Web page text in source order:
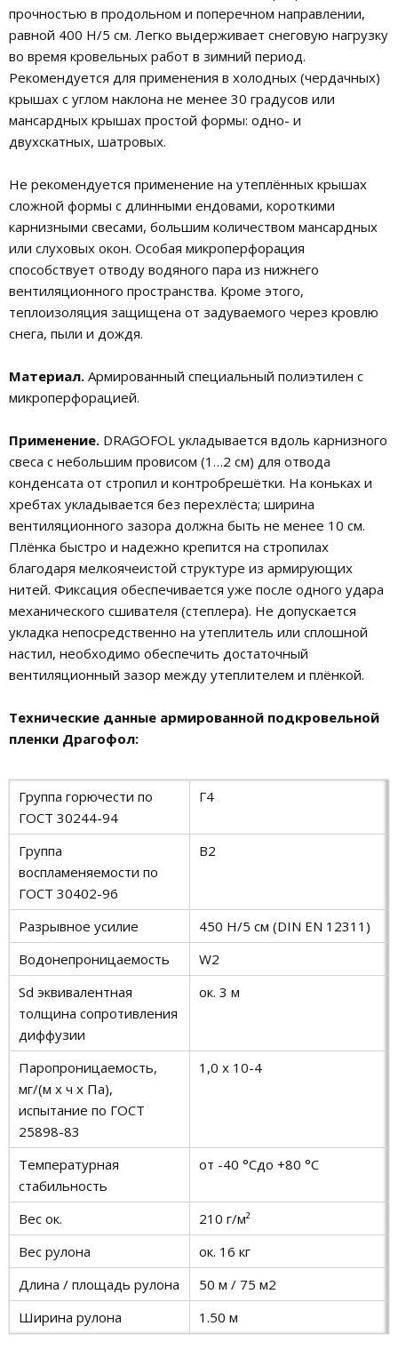
прочностью в продольном и поперечном направлении,
равной 400 Н/5 см. Легко выдерживает снеговую нагрузку
во время кровельных работ в зимний период.
Рекомендуется для применения в холодных (чердачных)
крышах с углом наклона не менее 30 градусов или
мансардных крышах простой формы: одно- и
двухскатных, шатровых.
Не рекомендуется применение на утеплённых крышах
сложной формы с длинными ендовами, короткими
карнизными свесами, большим количеством мансардных
или слуховых окон. Особая микроперфорация
способствует отводу водяного пара из нижнего
вентиляционного пространства. Кроме этого,
теплоизоляция защищена от задуваемого через кровлю
снега, пыли и дождя.
Материал. Армированный специальный полиэтилен с
микроперфорацией.
Применение. DRAGOFOL укладывается вдоль карнизного
свеса с небольшим провисом (1…2 см) для отвода
конденсата от стропил и контробрешётки. На коньках и
хребтах укладывается без перехлёста; ширина
вентиляционного зазора должна быть не менее 10 см.
Плёнка быстро и надежно крепится на стропилах
благодаря мелкоячеистой структуре из армирующих
нитей. Фиксация обеспечивается уже после одного удара
механического сшивателя (степлера). Не допускается
укладка непосредственно на утеплитель или сплошной
настил, необходимо обеспечить достаточный
вентиляционный зазор между утеплителем и плёнкой.
Технические данные армированной подкровельной
пленки Драгофол:
Группа горючести по
ГОСТ 30244-94
Г4
Группа
воспламеняемости по
ГОСТ 30402-96
В2
Разрывное усилие
450 Н/5 cм (DIN EN 12311)
Водонепроницаемость
W2
Sd эквивалентная
толщина сопротивления
диффузии
ок. 3 м
Паропроницаемость,
мг/(м х ч х Па),
испытание по ГОСТ
25898-83
1,0 х 10-4
Температурная
стабильность
от -40 °Cдо +80 °C
Вес ок.
210 г/м²
Вес рулона
ок. 16 кг
Длина / площадь рулона
50 м / 75 м2
Ширина рулона
1.50 м